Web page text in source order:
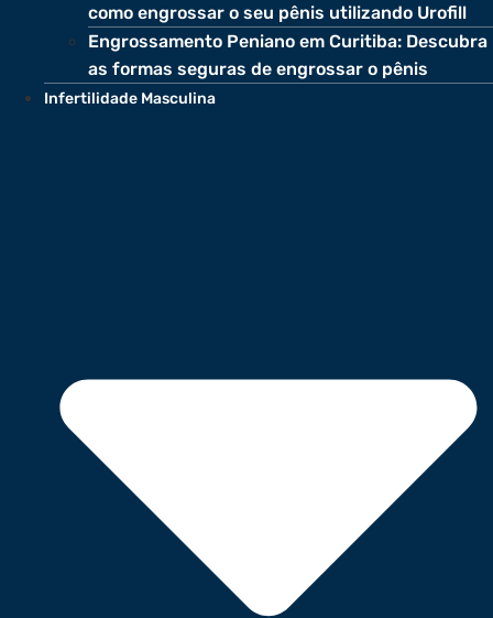
como engrossar o seu pênis utilizando Urofill
Engrossamento Peniano em Curitiba: Descubra
as formas seguras de engrossar o pênis
Infertilidade Masculina